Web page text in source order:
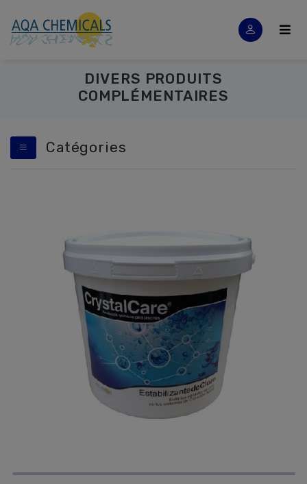
DIVERS PRODUITS
COMPLÉMENTAIRES
Catégories